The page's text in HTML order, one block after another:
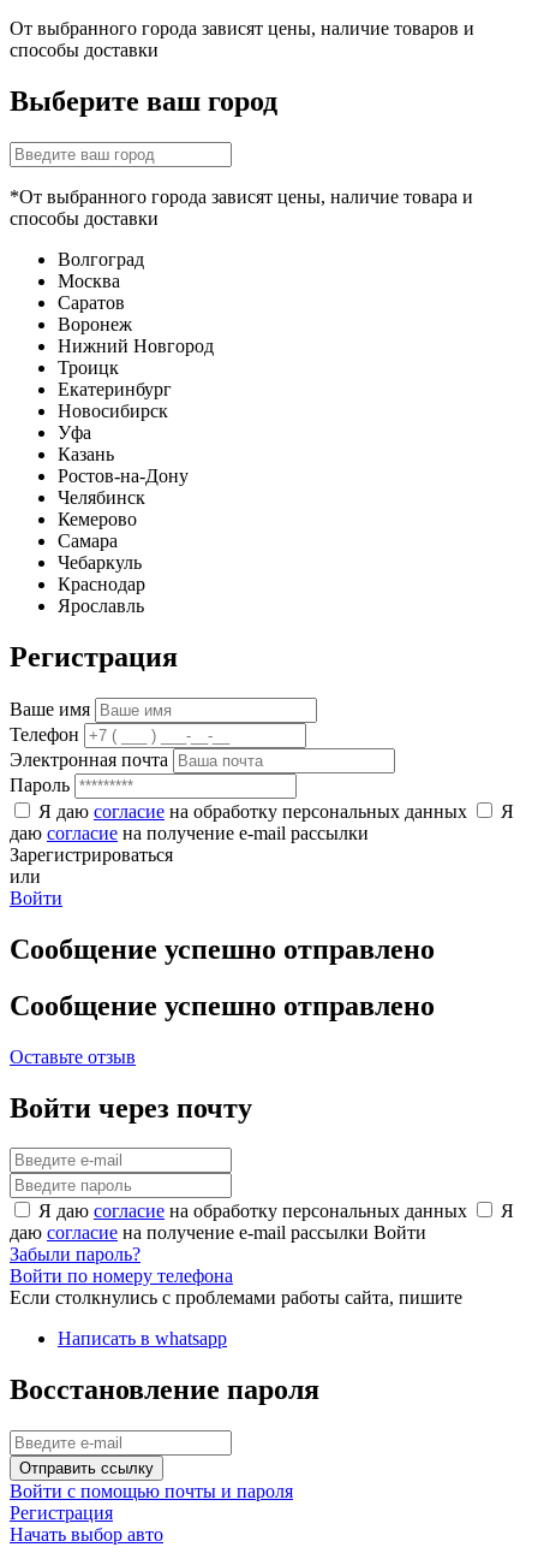
От выбранного города зависят цены, наличие товаров и
способы доставки
Выберите ваш город
*От выбранного города зависят цены, наличие товара и
способы доставки
Волгоград
Москва
Саратов
Воронеж
Нижний Новгород
Троицк
Екатеринбург
Новосибирск
Уфа
Казань
Ростов-на-Дону
Челябинск
Кемерово
Самара
Чебаркуль
Краснодар
Ярославль
Регистрация
Ваше имя
Телефон
Электронная почта
Пароль
Я даю согласие на обработку персональных данных
Я
даю согласие на получение e-mail рассылки
Зарегистрироваться
или
Войти
Сообщение успешно отправлено
Сообщение успешно отправлено
Оставьте отзыв
Войти через почту
Я даю согласие на обработку персональных данных
Я
даю согласие на получение e-mail рассылки Войти
Забыли пароль?
Войти по номеру телефона
Если столкнулись с проблемами работы сайта, пишите
Написать в whatsapp
Восстановление пароля
Отправить ссылку
Войти с помощью почты и пароля
Регистрация
Начать выбор авто